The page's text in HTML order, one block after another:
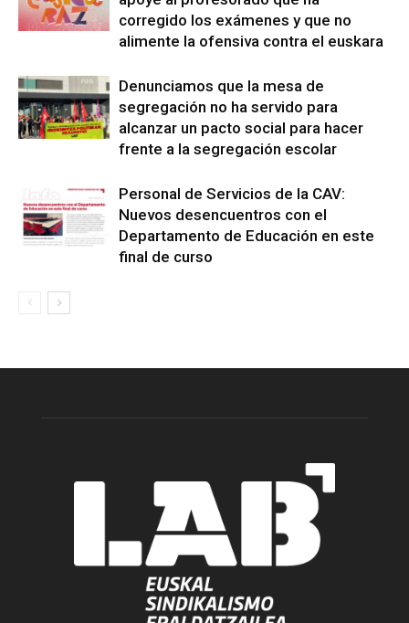
corregido los exámenes y que no
alimente la ofensiva contra el euskara
Denunciamos que la mesa de
segregación no ha servido para
alcanzar un pacto social para hacer
frente a la segregación escolar
Personal de Servicios de la CAV:
Nuevos desencuentros con el
Departamento de Educación en este
final de curso